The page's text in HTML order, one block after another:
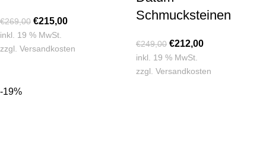
€269,00 €215,00
inkl. 19 % MwSt.
zzgl. Versandkosten
Schmucksteinen
€249,00 €212,00
inkl. 19 % MwSt.
zzgl. Versandkosten
-19%